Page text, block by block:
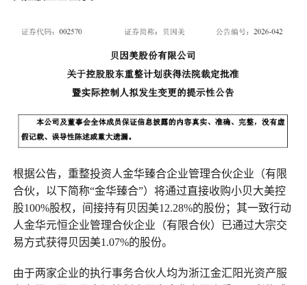
根据公告，重整投资人金华臻合企业管理合伙企业（有限
合伙，以下简称“金华臻合”）将通过直接收购小贝大美控
股100%股权，间接持有贝因美12.28%的股份；其一致行动
人金华元恒企业管理合伙企业（有限合伙）已通过大宗交
易方式获得贝因美1.07%的股份。
由于两家企业的执行事务合伙人均为浙江金汇阳光资产服